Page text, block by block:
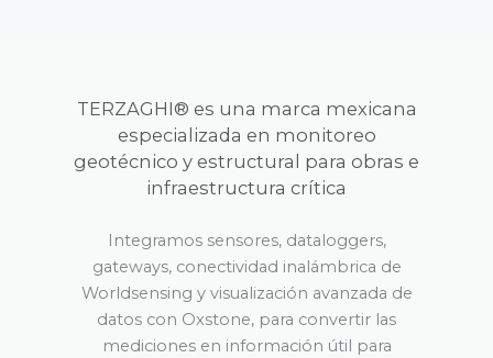
TERZAGHI® es una marca mexicana
especializada en monitoreo
geotécnico y estructural para obras e
infraestructura crítica
Integramos sensores, dataloggers,
gateways, conectividad inalámbrica de
Worldsensing y visualización avanzada de
datos con Oxstone, para convertir las
mediciones en información útil para